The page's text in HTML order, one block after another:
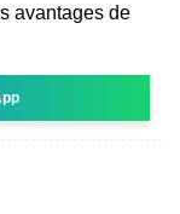
avantages de